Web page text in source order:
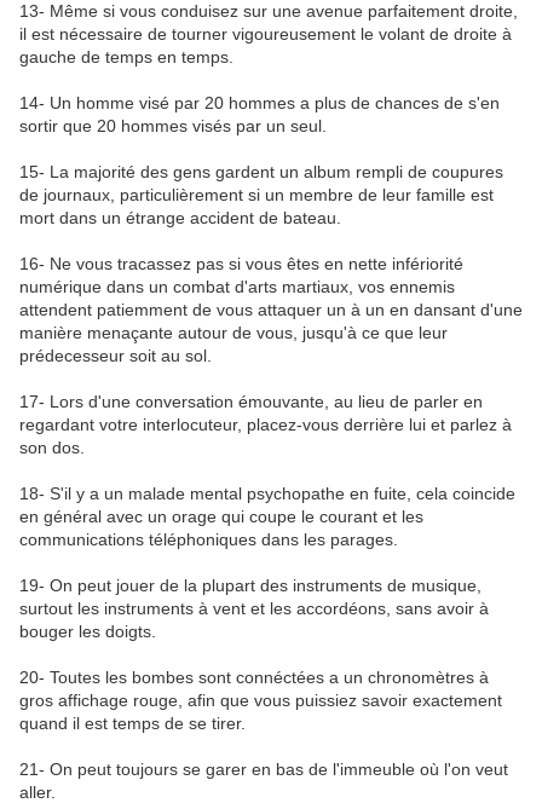
13- Même si vous conduisez sur une avenue parfaitement droite,
il est nécessaire de tourner vigoureusement le volant de droite à
gauche de temps en temps.
14- Un homme visé par 20 hommes a plus de chances de s'en
sortir que 20 hommes visés par un seul.
15- La majorité des gens gardent un album rempli de coupures
de journaux, particulièrement si un membre de leur famille est
mort dans un étrange accident de bateau.
16- Ne vous tracassez pas si vous êtes en nette infériorité
numérique dans un combat d'arts martiaux, vos ennemis
attendent patiemment de vous attaquer un à un en dansant d'une
manière menaçante autour de vous, jusqu'à ce que leur
prédecesseur soit au sol.
17- Lors d'une conversation émouvante, au lieu de parler en
regardant votre interlocuteur, placez-vous derrière lui et parlez à
son dos.
18- S'il y a un malade mental psychopathe en fuite, cela coincide
en général avec un orage qui coupe le courant et les
communications téléphoniques dans les parages.
19- On peut jouer de la plupart des instruments de musique,
surtout les instruments à vent et les accordéons, sans avoir à
bouger les doigts.
20- Toutes les bombes sont connéctées a un chronomètres à
gros affichage rouge, afin que vous puissiez savoir exactement
quand il est temps de se tirer.
21- On peut toujours se garer en bas de l'immeuble où l'on veut
aller.